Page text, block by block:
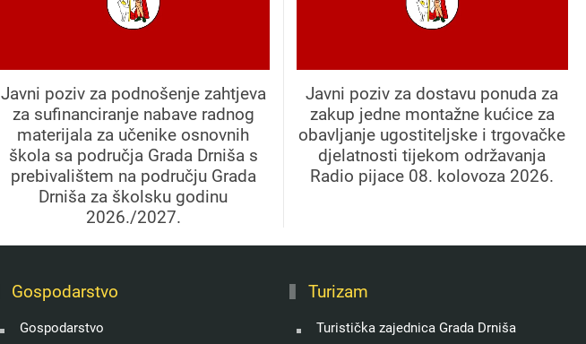
Javni poziv za podnošenje zahtjeva
za sufinanciranje nabave radnog
materijala za učenike osnovnih
škola sa područja Grada Drniša s
prebivalištem na području Grada
Drniša za školsku godinu
2026./2027.
Javni poziv za dostavu ponuda za
zakup jedne montažne kućice za
obavljanje ugostiteljske i trgovačke
djelatnosti tijekom održavanja
Radio pijace 08. kolovoza 2026.
Gospodarstvo
Gospodarstvo
Turizam
Turistička zajednica Grada Drniša